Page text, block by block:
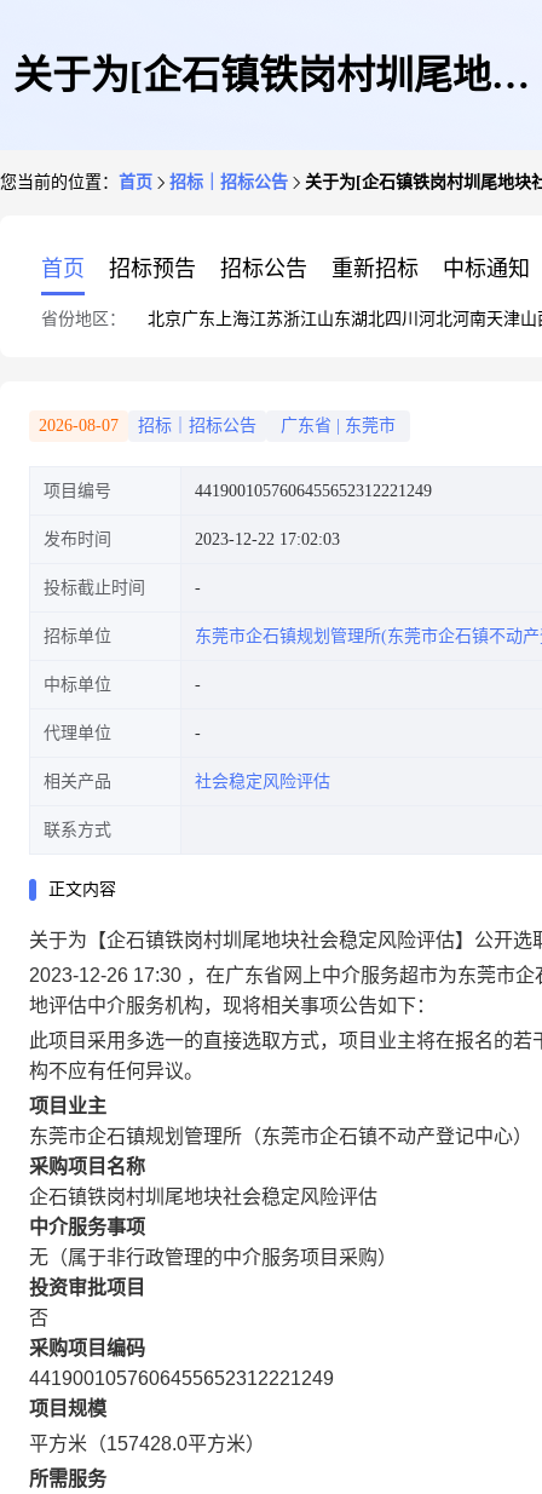
关于为[企石镇铁岗村圳尾地块
您当前的位置： 首页 招标｜招标公告 关于为[企石镇铁岗村圳尾地块
首页 招标预告 招标公告 重新招标 中标通知
省份地区： 北京广东 上海江苏浙江山东湖北四川 河北河南天津山
2026-08-07 招标｜招标公告 广东省 东莞市
项目编号 4419001057606455652312221249
发布时间 2023-12-22 17:02:03
投标截止时间
招标单位 东莞市企石镇规划管理所(东莞市企石镇不动
中标单位
代理单位
相关产品 社会稳定风险评估
联系方式
正文内容
关于为【企石镇铁岗村圳尾地块社会稳定风险评估】公开选
2023-12-26 17:30 ，在广东省网上中介服务超市为东莞市
地评估中介服务机构，现将相关事项公告如下：
此项目采用多选一的直接选取方式，项目业主将在报名的
构不应有任何异议。
项目业主
东莞市企石镇规划管理所（东莞市企石镇不动产登记中心）
采购项目名称
企石镇铁岗村圳尾地块社会稳定风险评估
中介服务事项
无（属于非行政管理的中介服务项目采购）
投资审批项目
否
采购项目编码
4419001057606455652312221249
项目规模
平方米（157428.0平方米）
所需服务